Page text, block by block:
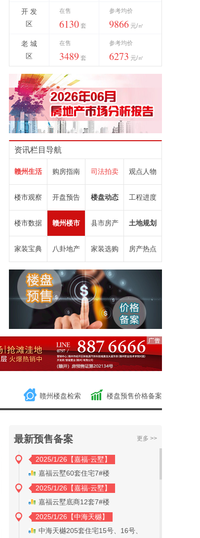
开 发
区
在售
6130 套
参考均价
9866 元/㎡
老 城
区
在售
3489 套
参考均价
6273 元/㎡
资讯栏目导航
赣州生活 购房指南 司法拍卖 观点人物
楼市观察 开盘预告 楼盘动态 工程进度
楼市数据 赣州楼市 县市房产 土地规划
家装宝典 八卦地产 家装选购 房产热点
楼盘预售价格备案
赣州楼盘检索
最新预售备案 更多 >>
2025/1/26【嘉福·云墅】
嘉福云墅60套住宅7#楼
2025/1/26【嘉福·云墅】
嘉福云墅底商12套7#楼
2025/1/26【中海天樾】
中海天樾205套住宅15号、16号、